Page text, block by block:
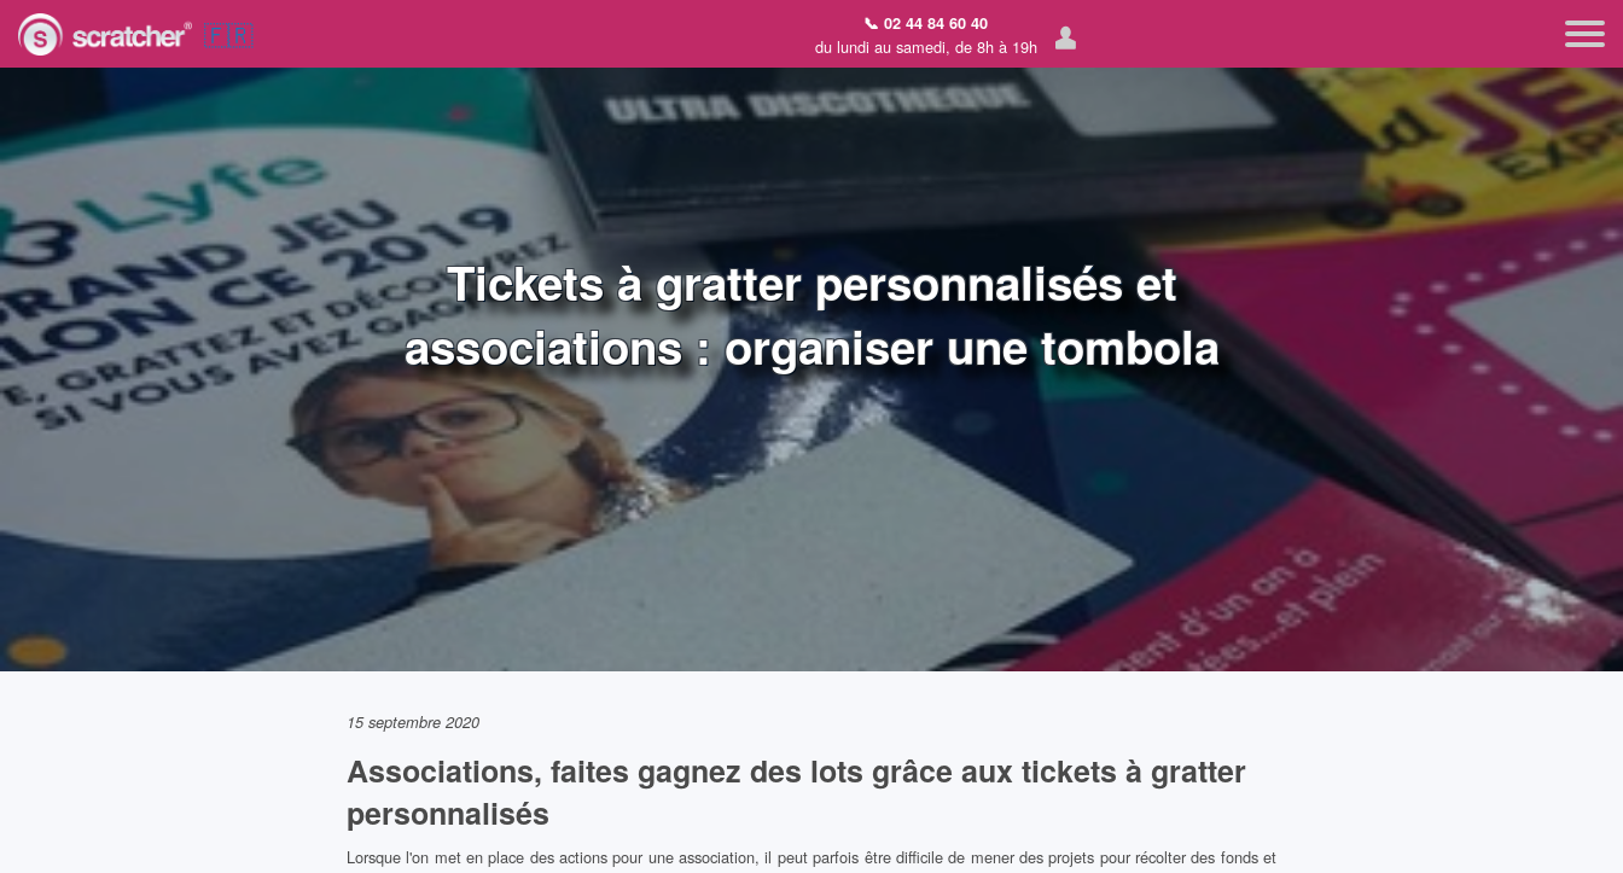
🇫🇷 📞 02 44 84 60 40
du lundi au samedi, de 8h à 19h
Tickets à gratter personnalisés et
associations : organiser une tombola
15 septembre 2020
Associations, faites gagnez des lots grâce aux tickets à gratter
personnalisés
Lorsque l'on met en place des actions pour une association, il peut parfois être difficile de mener des projets pour récolter des fonds et